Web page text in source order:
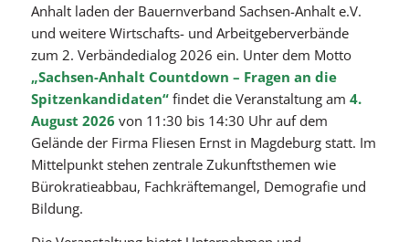
Anhalt laden der Bauernverband Sachsen-Anhalt e.V.
und weitere Wirtschafts- und Arbeitgeberverbände
zum 2. Verbändedialog 2026 ein. Unter dem Motto
„Sachsen-Anhalt Countdown – Fragen an die
Spitzenkandidaten“findet die Veranstaltung am 4.
August 2026 von 11:30 bis 14:30 Uhr auf dem
Gelände der Firma Fliesen Ernst in Magdeburg statt. Im
Mittelpunkt stehen zentrale Zukunftsthemen wie
Bürokratieabbau, Fachkräftemangel, Demografie und
Bildung.